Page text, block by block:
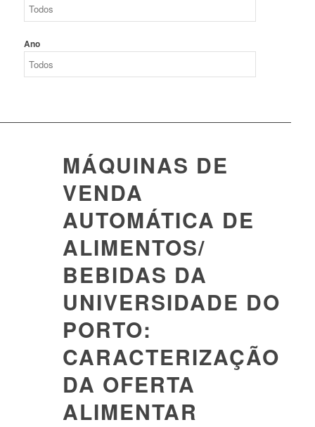
Ano
MÁQUINAS DE
VENDA
AUTOMÁTICA DE
ALIMENTOS/
BEBIDAS DA
UNIVERSIDADE DO
PORTO:
CARACTERIZAÇÃO
DA OFERTA
ALIMENTAR